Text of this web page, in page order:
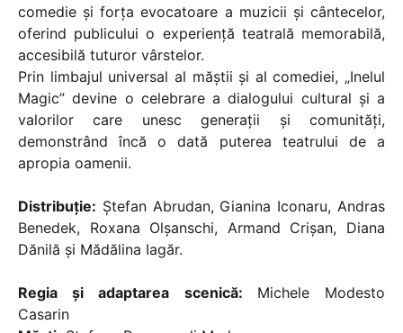
comedie și forța evocatoare a muzicii și cântecelor,
oferind publicului o experiență teatrală memorabilă,
accesibilă tuturor vârstelor.
Prin limbajul universal al măștii și al comediei, „Inelul
Magic” devine o celebrare a dialogului cultural și a
valorilor care unesc generații și comunități,
demonstrând încă o dată puterea teatrului de a
apropia oamenii.
Distribuție: Ștefan Abrudan, Gianina Iconaru, Andras
Benedek, Roxana Olșanschi, Armand Crișan, Diana
Dănilă și Mădălina Iagăr.
Regia și adaptarea scenică: Michele Modesto
Casarin